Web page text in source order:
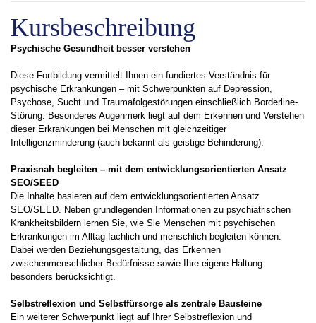
Kursbeschreibung
Psychische Gesundheit besser verstehen
Diese Fortbildung vermittelt Ihnen ein fundiertes Verständnis für
psychische Erkrankungen – mit Schwerpunkten auf Depression,
Psychose, Sucht und Traumafolgestörungen einschließlich Borderline-
Störung. Besonderes Augenmerk liegt auf dem Erkennen und Verstehen
dieser Erkrankungen bei Menschen mit gleichzeitiger
Intelligenzminderung (auch bekannt als geistige Behinderung).
Praxisnah begleiten – mit dem entwicklungsorientierten Ansatz
SEO/SEED
Die Inhalte basieren auf dem entwicklungsorientierten Ansatz
SEO/SEED. Neben grundlegenden Informationen zu psychiatrischen
Krankheitsbildern lernen Sie, wie Sie Menschen mit psychischen
Erkrankungen im Alltag fachlich und menschlich begleiten können.
Dabei werden Beziehungsgestaltung, das Erkennen
zwischenmenschlicher Bedürfnisse sowie Ihre eigene Haltung
besonders berücksichtigt.
Selbstreflexion und Selbstfürsorge als zentrale Bausteine
Ein weiterer Schwerpunkt liegt auf Ihrer Selbstreflexion und